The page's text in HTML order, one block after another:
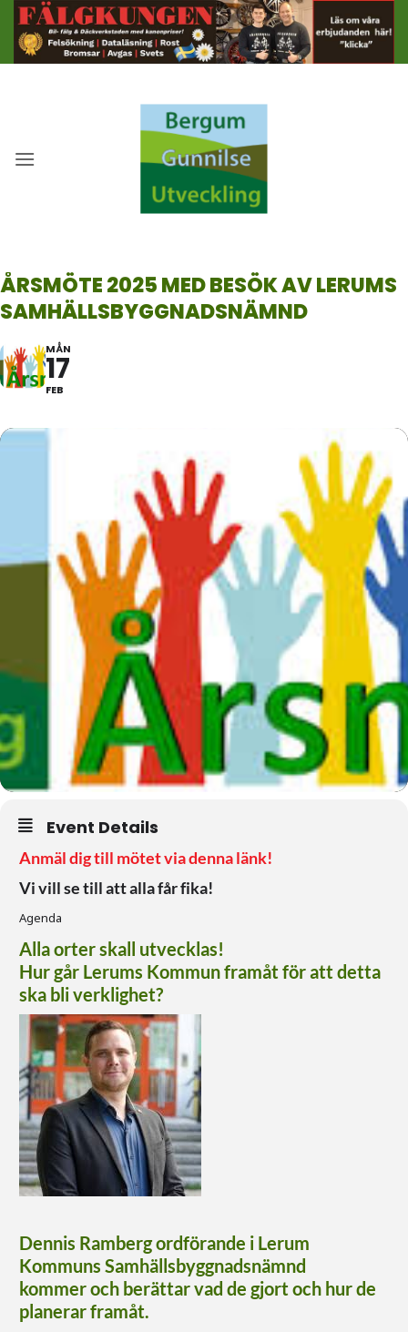
Skip
content
ÅRSMÖTE 2025 MED BESÖK AV LERUMS
SAMHÄLLSBYGGNADSNÄMND
MÅN
17
FEB
Event Details
Anmäl dig till mötet via denna länk!
Vi vill se till att alla får fika!
Agenda
Alla orter skall utvecklas!
Hur går Lerums Kommun framåt för att detta
ska bli verklighet?
Dennis Ramberg ordförande i Lerum
Kommuns Samhällsbyggnadsnämnd
kommer och berättar vad de gjort och hur de
planerar framåt.